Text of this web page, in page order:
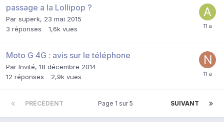
passage a la Lollipop ?
Par superk, 23 mai 2015
3 réponses 1,6k vues
Moto G 4G : avis sur le téléphone
Par Invité, 18 décembre 2014
12 réponses 2,9k vues
PRÉCÉDENT SUIVANT
Page 1 sur 5